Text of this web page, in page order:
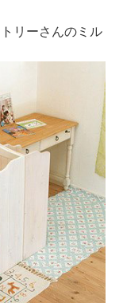
リーさんのミル